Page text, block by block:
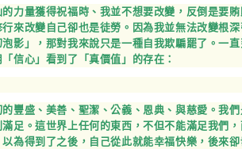
力量獲得祝福時、我並不想要改變，反倒是要
來改變自己卻也是徒勞。因為我並無法改變根
影」，那對我來說只是一種自我欺騙罷了。一
信心」看到了「真價值」的存在：
豐盛、美善、聖潔、公義、恩典、與慈愛。我
足。這世界上任何的東西，不但不能滿足我們
為得到了之後，自己從此就能幸福快樂，後來